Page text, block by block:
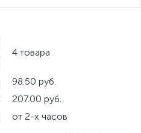
4 товара
98.50 руб.
207.00 руб.
от 2-х часов